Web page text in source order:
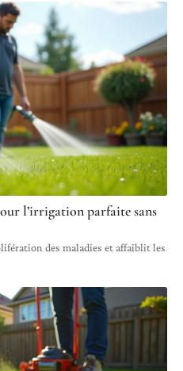
l’irrigation parfaite sans
des maladies et affaiblit les